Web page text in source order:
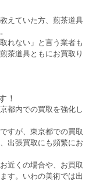
えていた方、煎茶道具
れない」と言う業者も
茶道具ともにお買取り
！
都内での買取を強化し
すが、東京都での買取
出張買取にも頻繁にお
近くの場合や、お買取
す。いわの美術では出